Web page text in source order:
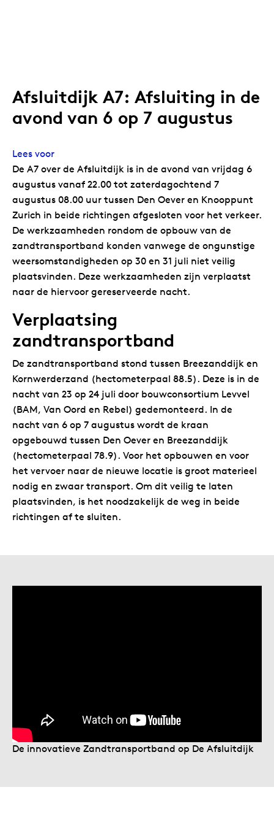
Afsluitdijk A7: Afsluiting in de
avond van 6 op 7 augustus
Lees voor
De A7 over de Afsluitdijk is in de avond van vrijdag 6
augustus vanaf 22.00 tot zaterdagochtend 7
augustus 08.00 uur tussen Den Oever en Knooppunt
Zurich in beide richtingen afgesloten voor het verkeer.
De werkzaamheden rondom de opbouw van de
zandtransportband konden vanwege de ongunstige
weersomstandigheden op 30 en 31 juli niet veilig
plaatsvinden. Deze werkzaamheden zijn verplaatst
naar de hiervoor gereserveerde nacht.
Verplaatsing
zandtransportband
De zandtransportband stond tussen Breezanddijk en
Kornwerderzand (hectometerpaal 88.5). Deze is in de
nacht van 23 op 24 juli door bouwconsortium Levvel
(BAM, Van Oord en Rebel) gedemonteerd. In de
nacht van 6 op 7 augustus wordt de kraan
opgebouwd tussen Den Oever en Breezanddijk
(hectometerpaal 78.9). Voor het opbouwen en voor
het vervoer naar de nieuwe locatie is groot materieel
nodig en zwaar transport. Om dit veilig te laten
plaatsvinden, is het noodzakelijk de weg in beide
richtingen af te sluiten.
De innovatieve Zandtransportband op De Afsluitdijk